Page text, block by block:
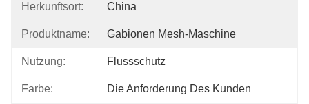
Herkunftsort: China
Produktname: Gabionen Mesh-Maschine
Nutzung: Flussschutz
Farbe: Die Anforderung Des Kunden